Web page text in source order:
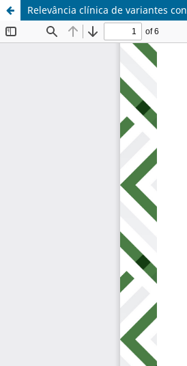
Relevância clínica de variantes